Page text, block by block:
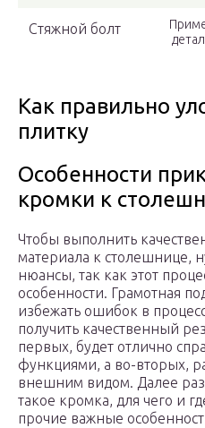
Стяжной болт
Как правильно
плитку
Особенности
кромки к
Чтобы выполнить
материала к столешнице,
нюансы, так как этот
особенности. Грамотная
избежать ошибок в
получить качественный
первых, будет отлично
функциями, а во-вторых,
внешним видом. Далее
такое кромка, для чего и
прочие важные